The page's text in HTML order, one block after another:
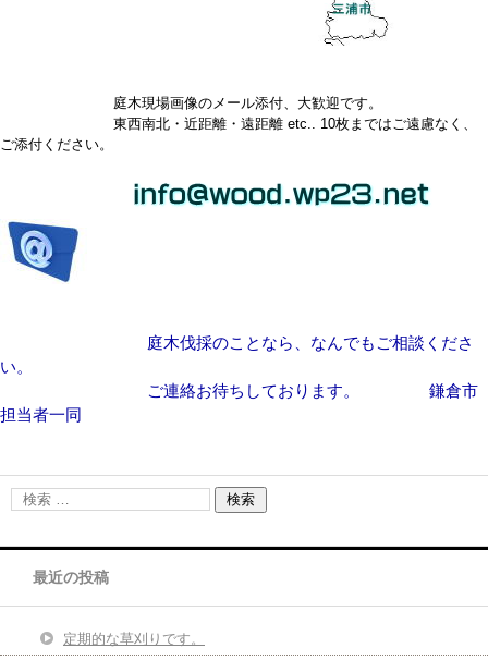
庭木現場画像のメール添付、大歓迎です。
東西南北・近距離・遠距離 etc.. 10枚まではご遠慮なく、
ご添付ください。
庭木伐採のことなら、なんでもご相談くださ
い。
ご連絡お待ちしております。 鎌倉市
担当者一同
最近の投稿
定期的な草刈りです。